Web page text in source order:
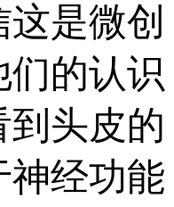
是微创
的认识
头皮的
神经功能